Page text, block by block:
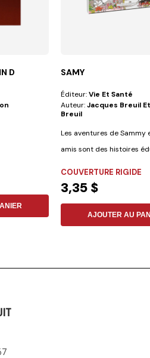
D
SAMY
Éditeur:Vie Et Santé
Auteur:Jacques Breuil
Breuil
Les aventures de Sammy
amis sont des histoires
COUVERTURE RIGIDE
3,35 $
AJOUTER AU